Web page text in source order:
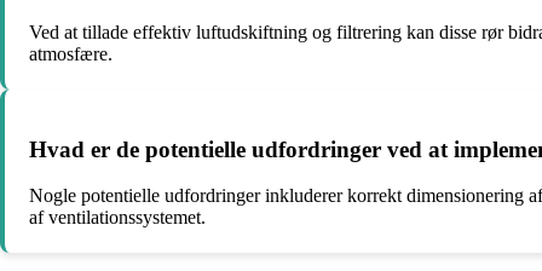
Ved at tillade effektiv luftudskiftning og filtrering kan disse rør
atmosfære.
Hvad er de potentielle udfordringer ved at
Nogle potentielle udfordringer inkluderer korrekt dimensionering
af ventilationssystemet.